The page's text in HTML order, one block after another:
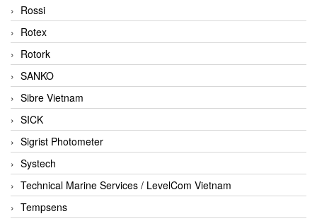
Rossi
Rotex
Rotork
SANKO
Sibre Vietnam
SICK
Sigrist Photometer
Systech
Technical Marine Services / LevelCom Vietnam
Tempsens